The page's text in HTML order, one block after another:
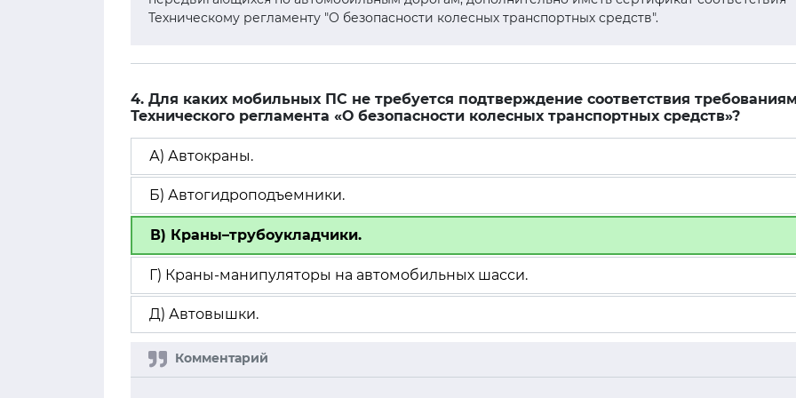
Техническому регламенту "О безопасности колесных транспортных средств".
4. Для каких мобильных ПС не требуется подтверждение соответствия
Технического регламента «О безопасности колесных транспортных средств»?
А) Автокраны.
Б) Автогидроподъемники.
В) Краны–трубоукладчики.
Г) Краны-манипуляторы на автомобильных шасси.
Д) Автовышки.